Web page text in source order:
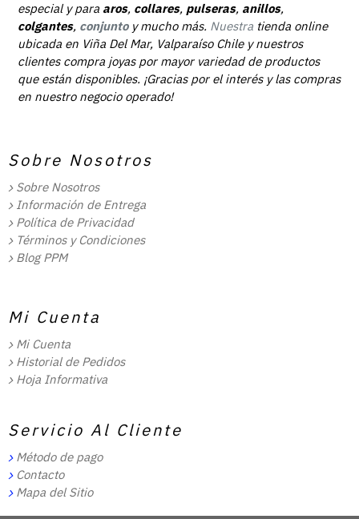
especial y para aros, collares, pulseras, anillos,
colgantes, conjunto y mucho más. Nuestra tienda online
ubicada en Viña Del Mar, Valparaíso Chile y nuestros
clientes compra joyas por mayor variedad de productos
que están disponibles. ¡Gracias por el interés y las compras
en nuestro negocio operado!
Sobre Nosotros
Sobre Nosotros
Información de Entrega
Política de Privacidad
Términos y Condiciones
Blog PPM
Mi Cuenta
Mi Cuenta
Historial de Pedidos
Hoja Informativa
Servicio Al Cliente
Método de pago
Contacto
Mapa del Sitio